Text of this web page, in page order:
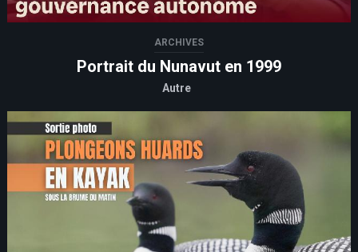
ARCHIVES
Portrait du Nunavut en 1999
Autre